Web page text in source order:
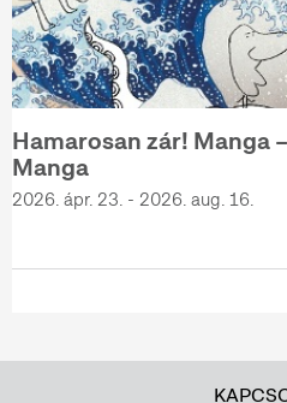
Hamarosan zár! Manga
Manga
2026. ápr. 23. - 2026. aug. 16.